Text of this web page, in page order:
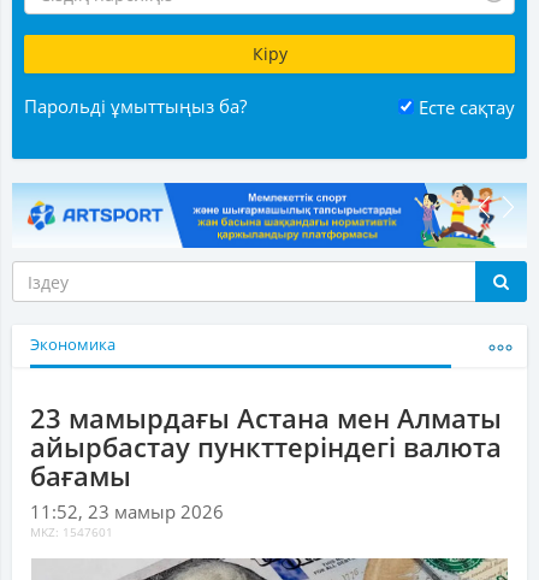
Парольді ұмыттыңыз ба? Есте сақтау
Экономика
23 мамырдағы Астана мен Алматы
айырбастау пункттеріндегі валюта
бағамы
11:52, 23 мамыр 2026
MKZ: 1547601